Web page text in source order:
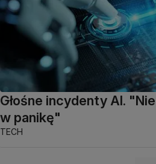
Głośne incydenty AI.
w panikę"
TECH